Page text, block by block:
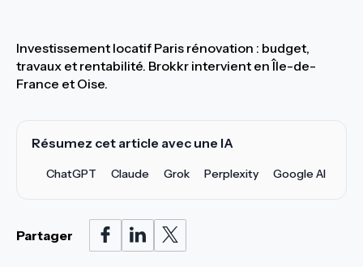
Investissement locatif Paris rénovation : budget,
travaux et rentabilité. Brokkr intervient en Île-de-
France et Oise.
Résumez cet article avec une IA
ChatGPT Claude Grok Perplexity Google AI
Partager